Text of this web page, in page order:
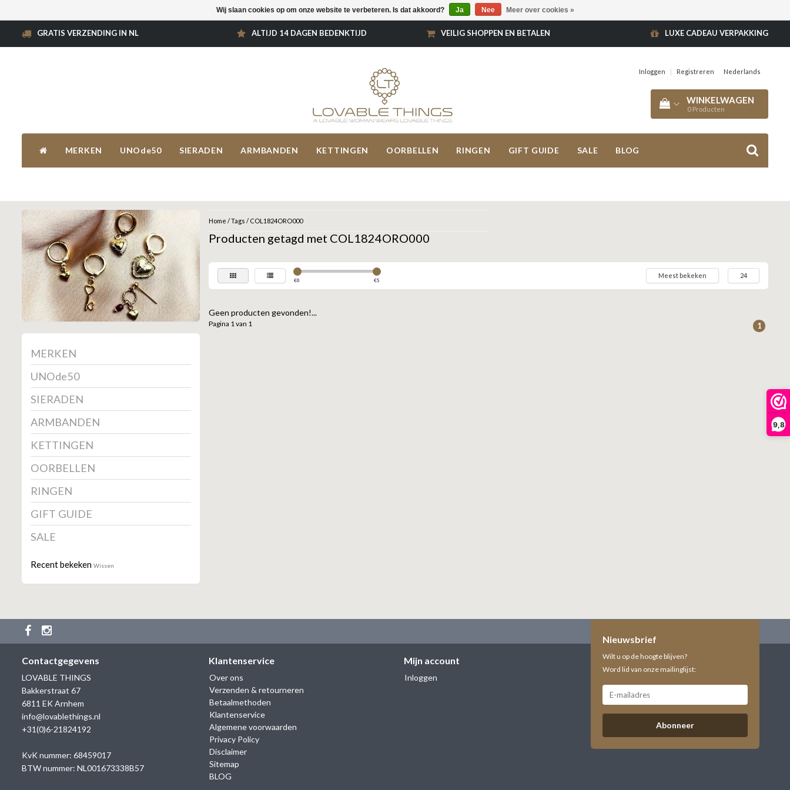
9,8
GRATIS VERZENDING IN NL ALTIJD 14 DAGEN BEDENKTIJD VEILIG SHOPPEN EN BETALEN LUXE CADEAU VERPAKKING
Inloggen | Registreren Nederlands
WINKELWAGEN
0 Producten
MERKEN UNOde50 SIERADEN ARMBANDEN KETTINGEN OORBELLEN RINGEN GIFT GUIDE SALE BLOG
MERKEN
UNOde50
SIERADEN
ARMBANDEN
KETTINGEN
OORBELLEN
RINGEN
GIFT GUIDE
SALE
Recent bekeken Wissen
Home /Tags / COL1824ORO000
Producten getagd met COL1824ORO000
€0 €5
Meest bekeken 24
Geen producten gevonden!...
Pagina 1 van 1 1
Contactgegevens
LOVABLE THINGS
Bakkerstraat 67
6811 EK Arnhem
info@lovablethings.nl
+31(0)6-21824192
KvK nummer: 68459017
BTW nummer: NL001673338B57
Klantenservice
Over ons
Verzenden & retourneren
Betaalmethoden
Klantenservice
Algemene voorwaarden
Privacy Policy
Disclaimer
Sitemap
BLOG
Mijn account
Inloggen
Nieuwsbrief
Wilt u op de hoogte blijven?
Word lid van onze mailinglijst:
Abonneer
Wij slaan cookies op om onze website te verbeteren. Is dat akkoord? Ja Nee Meer over cookies »